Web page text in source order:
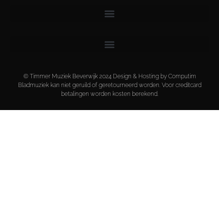
© Timmer Muziek Beverwijk 2024 Design & Hosting by Computim
Bladmuziek kan niet geruild of geretourneerd worden. Voor creditcard
betalingen worden kosten berekend.